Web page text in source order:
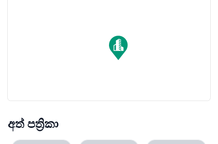
දෙහිවල’’ එවැනි ආයෝජනයකට සුදුසු උදාහරණයකි.
අත් පත්‍රිකා